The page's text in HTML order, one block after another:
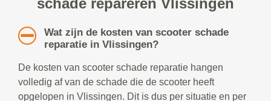
schade repareren Vlissingen
Wat zijn de kosten van scooter schade
reparatie in Vlissingen?
De kosten van scooter schade reparatie hangen
volledig af van de schade die de scooter heeft
opgelopen in Vlissingen. Dit is dus per situatie en per